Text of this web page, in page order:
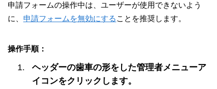
申請フォームの操作中は、ユーザーが使用できないよう
に、 申請フォームを無効にする ことを推奨します。
操作手順：
ヘッダーの歯車の形をした管理者メニューア
イコンをクリックします。